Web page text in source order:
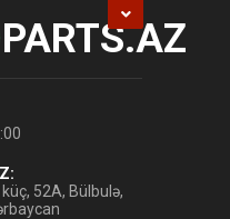
PARTS.AZ
52A, Bülbulə,